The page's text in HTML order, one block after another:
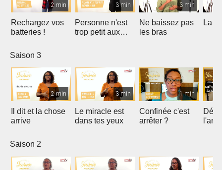
2 min
Rechargez vos
batteries !
3 min
Personne n'est
trop petit aux
3 min
Ne baissez pas
les bras
La
Saison 3
2 min
Il dit et la chose
arrive
3 min
Le miracle est
dans tes yeux
1 min
Confinée c'est
arrêter ?
Saison 2